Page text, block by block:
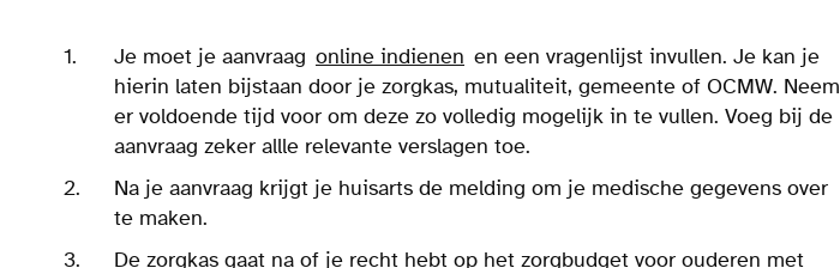
Je moet je aanvraag online indienen en een vragenlijst invullen. Je kan je
hierin laten bijstaan door je zorgkas, mutualiteit, gemeente of OCMW. Neem
er voldoende tijd voor om deze zo volledig mogelijk in te vullen. Voeg bij de
aanvraag zeker allle relevante verslagen toe.
Na je aanvraag krijgt je huisarts de melding om je medische gegevens over
te maken.
De zorgkas gaat na of je recht hebt op het zorgbudget voor ouderen met